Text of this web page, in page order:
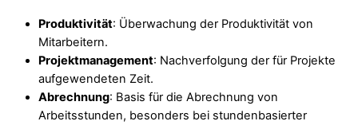
Produktivität: Überwachung der Produktivität von
Mitarbeitern.
Projektmanagement: Nachverfolgung der für Projekte
aufgewendeten Zeit.
Abrechnung: Basis für die Abrechnung von
Arbeitsstunden, besonders bei stundenbasierter